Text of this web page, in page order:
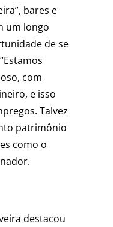
bares e
um longo
de se
com
e isso
Talvez
patrimônio
como o
destacou